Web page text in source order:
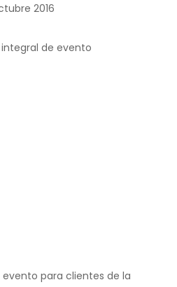
2016
de evento
para clientes de la